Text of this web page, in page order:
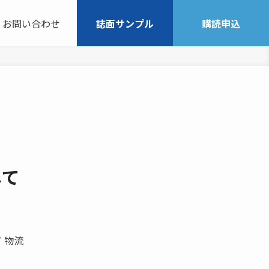
お問い合わせ 誌面サンプル 購読申込
物流